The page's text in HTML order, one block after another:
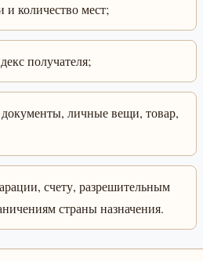
и количество мест;
получателя;
личные вещи, товар,
счету, разрешительным
страны назначения.